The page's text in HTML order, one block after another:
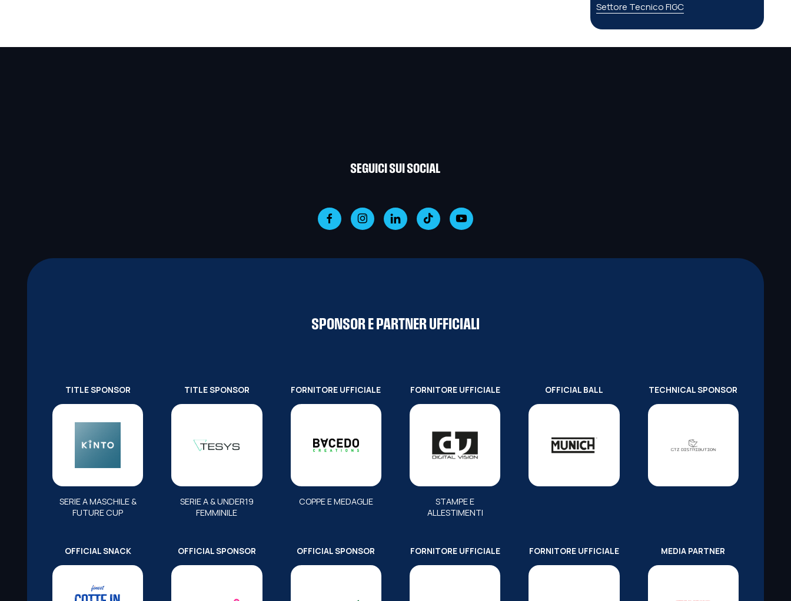
Settore Tecnico FIGC
SEGUICI SUI SOCIAL
SPONSOR E PARTNER UFFICIALI
TITLE SPONSOR
SERIE A MASCHILE &
FUTURE CUP
TITLE SPONSOR
SERIE A & UNDER19
FEMMINILE
FORNITORE UFFICIALE
COPPE E MEDAGLIE
FORNITORE UFFICIALE
STAMPE E
ALLESTIMENTI
OFFICIAL BALL TECHNICAL SPONSOR
OFFICIAL SNACK OFFICIAL SPONSOR OFFICIAL SPONSOR FORNITORE UFFICIALE FORNITORE UFFICIALE MEDIA PARTNER